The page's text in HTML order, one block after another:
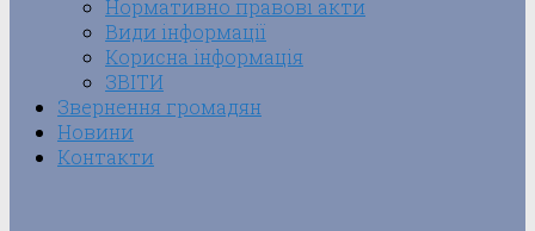
Нормативно правові акти
Види інформації
Корисна інформація
ЗВІТИ
Звернення громадян
Новини
Контакти